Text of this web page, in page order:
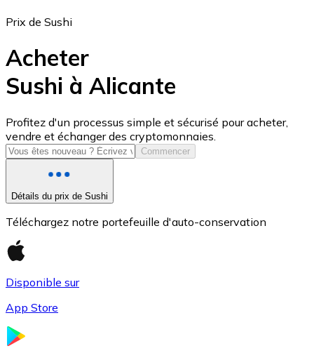
USD Coin
USDC
Prix de Sushi
Acheter
Sushi à Alicante
Profitez d'un processus simple et sécurisé pour acheter,
vendre et échanger des cryptomonnaies.
Commencer
Détails du prix de Sushi
Téléchargez notre portefeuille d'auto-conservation
Disponible sur
App Store